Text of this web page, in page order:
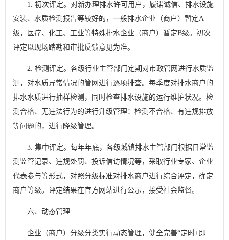
1. 初次评定。对新办理排水许可用户，履诺诚信、排水设施
安装、水质检测报告等较好的，一般排水企业（商户）暂定A
级，医疗、化工、工业等特殊排水企业（商户）暂定B级。初次
评定以现场踏勘和审批反馈意见为准。
2. 检测评定。各级行业主管部门定期对市政管网进行水质监
测，对水质异常情况的管网进行逐项排查。每季度对排水商户的
排水水质进行抽样检测，同时检查排水设施的运行维护状况。检
测合格、无违法行为的进行升级管理：检测不合格、有违规排放
等问题的，进行降级管理。
3. 集中评定。每年年底，各级城镇排水主管部门根据日常监
测监管记录、违规处罚、投诉信访情况等，采取行业专家、企业
代表参与等形式，对照分级标准对排水商户进行综合评定，确定
商户等级。评定结果在官方网站进行公示，接受社会监督。
六、动态管理
企业（商户）分级分类实行动态管理，健全完善“定时+即